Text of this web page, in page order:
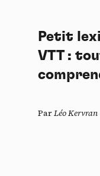
Petit
VTT :
ParLéo Kervran